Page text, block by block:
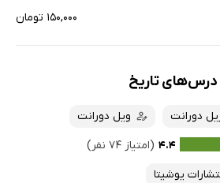
۱۵۰,۰۰۰ تومان
تاریخ
دورانت
ویل دورانت
۴.۴ (امتیاز ۷۴ نفر)
یوشیتا